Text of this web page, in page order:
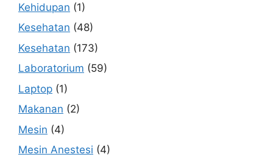
Kehidupan (1)
Kesehatan (48)
Kesehatan (173)
Laboratorium (59)
Laptop (1)
Makanan (2)
Mesin (4)
Mesin Anestesi (4)